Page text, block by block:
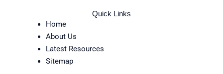
Quick Links
Home
About Us
Latest Resources
Sitemap